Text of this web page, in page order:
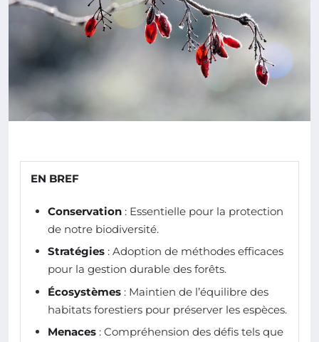
EN BREF
Conservation : Essentielle pour la protection
de notre biodiversité.
Stratégies : Adoption de méthodes efficaces
pour la gestion durable des forêts.
Écosystèmes : Maintien de l’équilibre des
habitats forestiers pour préserver les espèces.
Menaces : Compréhension des défis tels que